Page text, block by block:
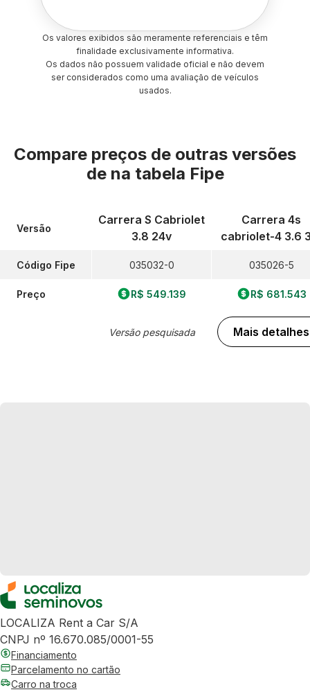
Os valores exibidos são meramente referenciais e têm
finalidade exclusivamente informativa.
Os dados não possuem validade oficial e não devem
ser considerados como uma avaliação de veículos
usados.
Compare preços de outras versões
de na tabela Fipe
Versão
Código Fipe
Preço
Carrera S Cabriolet
3.8 24v
035032-0
R$ 549.139
Versão pesquisada
Carrera 4s
cabriolet-4 3.6
035026-5
R$ 681.543
Mais detalhes
LOCALIZA Rent a Car S/A
CNPJ nº 16.670.085/0001-55
Financiamento
Parcelamento no cartão
Carro na troca